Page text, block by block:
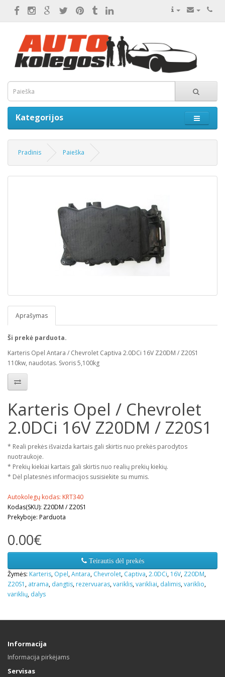
Kategorijos
Pradinis Paieška
Aprašymas
Ši prekė parduota.
Karteris Opel Antara / Chevrolet Captiva 2.0DCi 16V Z20DM / Z20S1
110kw, naudotas. Svoris 5,100kg
Karteris Opel / Chevrolet
2.0DCi 16V Z20DM / Z20S1
* Reali prekės išvaizda kartais gali skirtis nuo prekės parodytos
nuotraukoje.
* Prekių kiekiai kartais gali skirtis nuo realių prekių kiekių.
* Dėl platesnės informacijos susisiekite su mumis.
Autokolegų kodas: KRT340
Kodas(SKU): Z20DM / Z20S1
Prekyboje: Parduota
0.00€
Teirautis dėl prekės
Žymės: Karteris, Opel,Antara, Chevrolet, Captiva,2.0DCi, 16V, Z20DM,
Z20S1 , atrama, dangtis, rezervuaras,variklis,varikliai, dalimis,variklio,
variklių, dalys
Informacija
Informacija pirkėjams
Servisas